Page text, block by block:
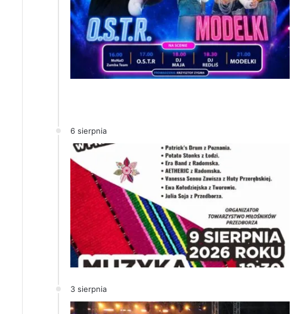
6 sierpnia
3 sierpnia